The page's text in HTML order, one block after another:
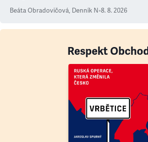
Beáta Obradovičová, Denník N•8. 8. 2026
Respekt Obchod